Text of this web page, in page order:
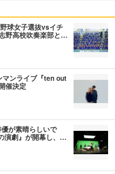
球女子選抜vsイチ
野高校吹奏楽部と…
ンライブ『ten out
催決定
が素晴らしいで
演劇』が開幕し、…